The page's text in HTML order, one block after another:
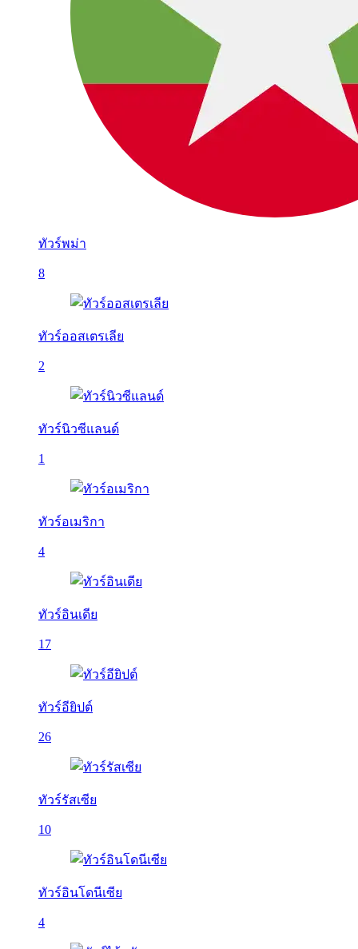
ทัวร์พม่า
8
ทัวร์ออสเตรเลีย
2
ทัวร์นิวซีแลนด์
1
ทัวร์อเมริกา
4
ทัวร์อินเดีย
17
ทัวร์อียิปต์
26
ทัวร์รัสเซีย
10
ทัวร์อินโดนีเซีย
4